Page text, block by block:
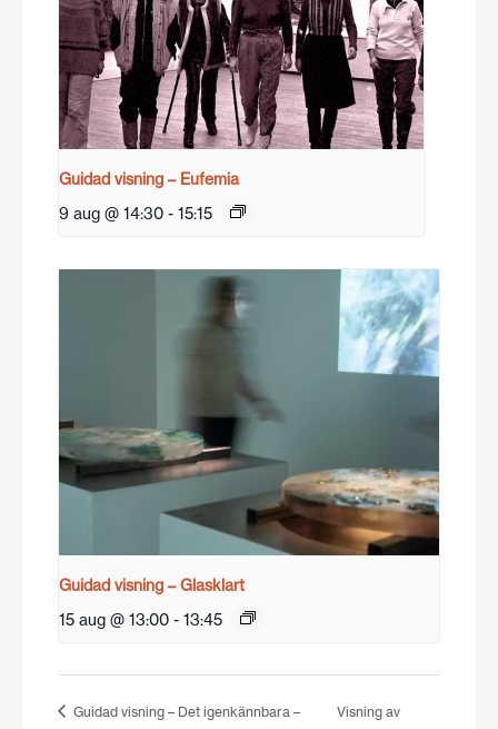
Guidad visning – Eufemia
9 aug @ 14:30 - 15:15
Guidad visning – Glasklart
15 aug @ 13:00 - 13:45
Guidad visning – Det igenkännbara –
Visning av